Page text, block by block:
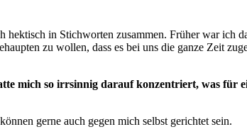
hektisch in Stichworten zusammen. Früher war
zu wollen, dass es bei uns die ganze Zeit
mich so irrsinnig darauf konzentriert, was
gerne auch gegen mich selbst gerichtet sein.